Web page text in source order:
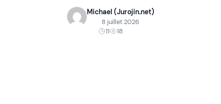
Michael (Jurojin.net)
8 juillet 2026
11
18